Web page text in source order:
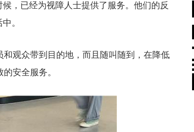
，已经为视障人士提供了服务。他们的反
。
观众带到目的地，而且随叫随到，在降低
安全服务。